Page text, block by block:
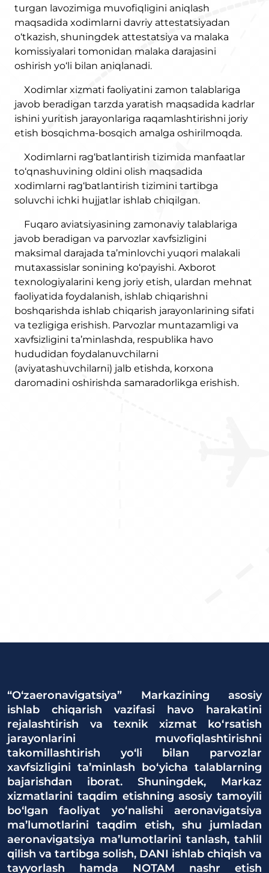
turgan lavozimiga muvofiqligini aniqlash
maqsadida xodimlarni davriy attestatsiyadan
o‘tkazish, shuningdek attestatsiya va malaka
komissiyalari tomonidan malaka darajasini
oshirish yo‘li bilan aniqlanadi.
Xodimlar xizmati faoliyatini zamon talablariga
javob beradigan tarzda yaratish maqsadida kadrlar
ishini yuritish jarayonlariga raqamlashtirishni joriy
etish bosqichma-bosqich amalga oshirilmoqda.
Xodimlarni rag‘batlantirish tizimida manfaatlar
to‘qnashuvining oldini olish maqsadida
xodimlarni rag‘batlantirish tizimini tartibga
soluvchi ichki hujjatlar ishlab chiqilgan.
Fuqaro aviatsiyasining zamonaviy talablariga
javob beradigan va parvozlar xavfsizligini
maksimal darajada ta’minlovchi yuqori malakali
mutaxassislar sonining ko‘payishi. Axborot
texnologiyalarini keng joriy etish, ulardan mehnat
faoliyatida foydalanish, ishlab chiqarishni
boshqarishda ishlab chiqarish jarayonlarining sifati
va tezligiga erishish. Parvozlar muntazamligi va
xavfsizligini ta’minlashda, respublika havo
hududidan foydalanuvchilarni
(aviyatashuvchilarni) jalb etishda, korxona
daromadini oshirishda samaradorlikga erishish.
“O‘zaeronavigatsiya” Markazining asosiy
ishlab chiqarish vazifasi havo harakatini
rejalashtirish va texnik xizmat ko‘rsatish
jarayonlarini muvofiqlashtirishni
takomillashtirish yo‘li bilan parvozlar
xavfsizligini ta’minlash bo‘yicha talablarning
bajarishdan iborat. Shuningdek, Markaz
xizmatlarini taqdim etishning asosiy tamoyili
bo‘lgan faoliyat yo‘nalishi aeronavigatsiya
ma’lumotlarini taqdim etish, shu jumladan
aeronavigatsiya ma’lumotlarini tanlash, tahlil
qilish va tartibga solish, DANI ishlab chiqish va
tayyorlash hamda NOTAM nashr etish